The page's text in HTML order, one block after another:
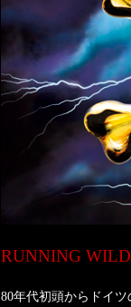
RUNNING WILD
80年代初頭からドイ